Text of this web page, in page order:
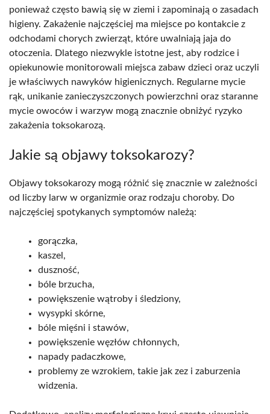
ponieważ często bawią się w ziemi i zapominają o zasadach
higieny. Zakażenie najczęściej ma miejsce po kontakcie z
odchodami chorych zwierząt, które uwalniają jaja do
otoczenia. Dlatego niezwykle istotne jest, aby rodzice i
opiekunowie monitorowali miejsca zabaw dzieci oraz uczyli
je właściwych nawyków higienicznych. Regularne mycie
rąk, unikanie zanieczyszczonych powierzchni oraz staranne
mycie owoców i warzyw mogą znacznie obniżyć ryzyko
zakażenia toksokarozą.
Jakie są objawy toksokarozy?
Objawy toksokarozy mogą różnić się znacznie w zależności
od liczby larw w organizmie oraz rodzaju choroby. Do
najczęściej spotykanych symptomów należą:
gorączka,
kaszel,
duszność,
bóle brzucha,
powiększenie wątroby i śledziony,
wysypki skórne,
bóle mięśni i stawów,
powiększenie węzłów chłonnych,
napady padaczkowe,
problemy ze wzrokiem, takie jak zez i zaburzenia
widzenia.